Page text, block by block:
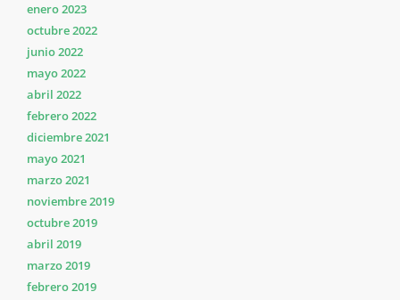
enero 2023
octubre 2022
junio 2022
mayo 2022
abril 2022
febrero 2022
diciembre 2021
mayo 2021
marzo 2021
noviembre 2019
octubre 2019
abril 2019
marzo 2019
febrero 2019